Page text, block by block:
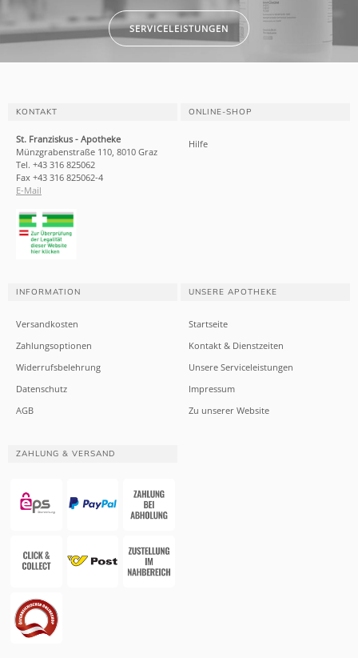
SERVICELEISTUNGEN
KONTAKT
St. Franziskus - Apotheke
Münzgrabenstraße 110, 8010 Graz
Tel. +43 316 825062
Fax +43 316 825062-4
E-Mail
ONLINE-SHOP
Hilfe
INFORMATION
Versandkosten
Zahlungsoptionen
Widerrufsbelehrung
Datenschutz
AGB
UNSERE APOTHEKE
Startseite
Kontakt & Dienstzeiten
Unsere Serviceleistungen
Impressum
Zu unserer Website
ZAHLUNG & VERSAND